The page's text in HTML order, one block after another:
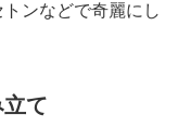
ンなどで奇麗にし
て